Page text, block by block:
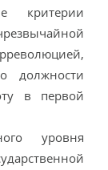
критерии
должности
в первой
уровня